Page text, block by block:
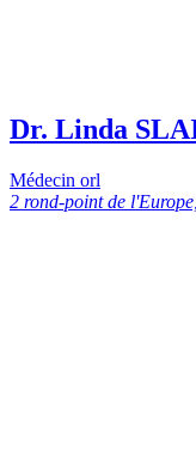
Dr. Linda
Médecin orl
2 rond-point de